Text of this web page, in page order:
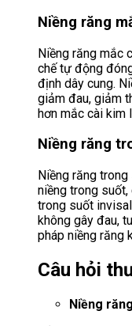
Niềng răng
Niềng răng mắc
chế tự động
định dây cung.
giảm đau, giảm
hơn mắc cài kim
Niềng răng
Niềng răng
niềng trong suốt,
trong suốt
không gây đau,
pháp niềng răng
Câu hỏi
Niềng